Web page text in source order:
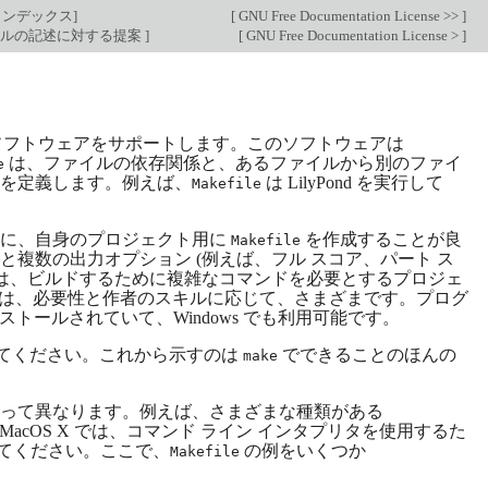
デックス] [ GNU Free Documentation License >> ]
の記述に対する提案 ] [ GNU Free Documentation License > ]
フトウェアをサポートします。このソフトウェアは
は、ファイルの依存関係と、あるファイルから別のファイ
定義します。例えば、 Makefile は LilyPond を実行して
、自身のプロジェクト用に Makefile を作成することが良
複数の出力オプション (例えば、フル スコア、パート ス
ビルドするために複雑なコマンドを必要とするプロジェ
、必要性と作者のスキルに応じて、さまざまです。プログ
ールされていて、Windows でも利用可能です。
ください。これから示すのは make でできることのほんの
て異なります。例えば、さまざまな種類がある
X では、コマンド ライン インタプリタを使用するた
ださい。ここで、 Makefile の例をいくつか